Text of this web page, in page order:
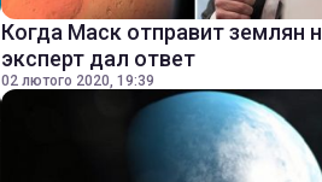
Когда Маск отправит землян
эксперт дал ответ
02 лютого 2020, 19:39